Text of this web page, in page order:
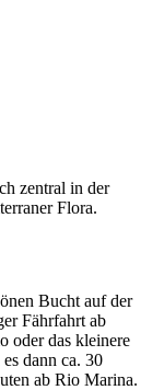
zentral in der
Flora.
Bucht auf der
Fährfahrt ab
oder das kleinere
dann ca. 30
ab Rio Marina.